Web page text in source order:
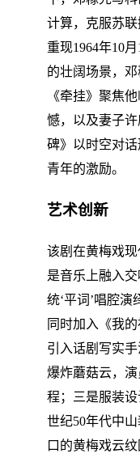
计算，克服苏联
重现1964年10
的壮阔场景，
《牵挂》聚焦
憾，以及妻子
碑》以时空对
青年的激励。
艺术创新
该剧在黄梅戏
是音乐上融入
统‘平词’唱腔演
同时加入《我
引入话剧写实
爆炸蘑菇云，
程；三是服装
世纪50年代中
口的黄梅戏云